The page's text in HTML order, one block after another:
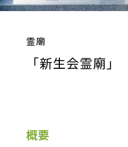
霊廟
「新生会霊廟」
概要